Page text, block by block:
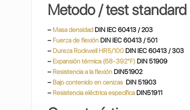
Metodo / test standard
– Masa densidad DIN IEC 60413 / 203
– Fuerza de flexión DIN IEC 60413 / 501
– Dureza Rockwell HR5/100 DIN IEC 60413 / 303
– Expansión térmica (68-392°F) DIN 51909
–Resistencia a la flexión DIN51902
–Bajo contenido en cenizas DIN 51903
–Resistencia eléctrica específica DIN51911